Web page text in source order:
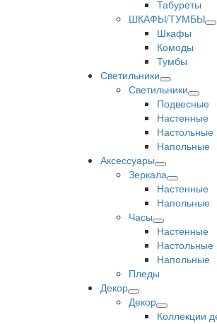
Табуреты
ШКАФЫ/ТУМБЫ
Шкафы
Комоды
Тумбы
Светильники
Светильники
Подвесные
Настенные
Настольные
Напольные
Аксессуары
Зеркала
Настенные
Напольные
Часы
Настенные
Настольные
Напольные
Пледы
Декор
Декор
Коллекции